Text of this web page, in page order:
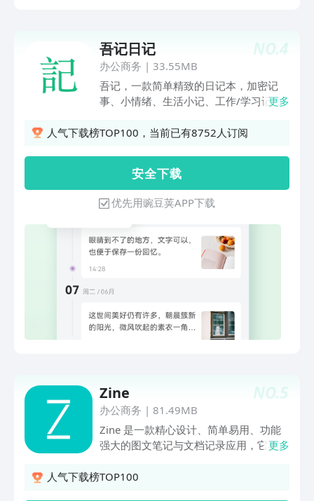
给你带来更好的使用体验和阅读感受
【联系我们】 我们渴望获得你的反馈和
建议， 反馈邮箱: feedback@top-
stack.com
NO.4
吾记日记
办公商务 | 33.55MB
吾记，一款简单精致的日记本，加密记
事、小情绪、生活小记、工作/学习记
精致、功能强大、越用越喜欢！」「日
间轴排序简洁美观，串联不同时期的珍贵
片段「图文视频」支持文字、图片、视频
记录，留住更多美好时光「相册」自动生
成照片墙，过往画面历历在目「日历」记
录情况一目了然，查漏补缺更方便「分
类」日记灵活分类管理，内容再多也不会
杂乱「密码」双密码 + 指纹锁，多重加
密守护你的日记安全「导出」日记图文批
享」日记链接/精美长图，一键分享至微
信、微博、QQ「提醒」定时提醒记录，
天地（可关闭）在「吾记」，你可以获
得：√ 【更有趣的记录体验】图文视频便
捷记录，手机/电脑同步使用；√ 【更细
致的个性服务】信纸、主题、分类，自由
加密、提醒、分享、导出、检索……√
更多
人气下载榜TOP100，当前已有8752人订阅
安 全 下 载
优先用豌豆荚APP下载
NO.5
Zine
办公商务 | 81.49MB
Zine 是一款精心设计、简单易用、功能
强大的图文笔记与文档记录应用，它具有
作高清长图文 Zine 支持许多个性化的字
更多
人气下载榜TOP100